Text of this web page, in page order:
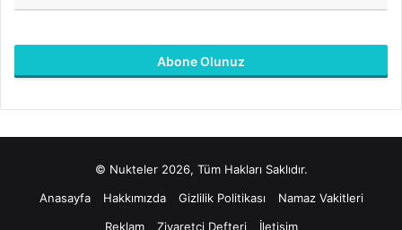
Abone Olunuz
a
© Nukteler 2026, Tüm Hakları Saklıdır.
Anasayfa
Hakkımızda Gizlilik Politikası
Namaz Vakitleri
Reklam
Ziyaretçi Defteri İletişim